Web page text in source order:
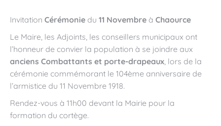
Invitation Cérémonie du 11 Novembre à Chaource
Le Maire, les Adjoints, les conseillers municipaux ont
l’honneur de convier la population à se joindre aux
anciens Combattants et porte-drapeaux , lors de la
cérémonie commémorant le 104ème anniversaire de
l’armistice du 11 Novembre 1918.
Rendez-vous à 11h00 devant la Mairie pour la
formation du cortège.